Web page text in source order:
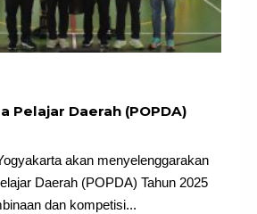
Pelajar Daerah (POPDA)
akan menyelenggarakan
Daerah (POPDA) Tahun 2025
dan kompetisi...